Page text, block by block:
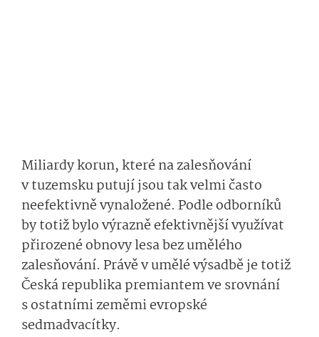
Miliardy korun, které na zalesňování
v tuzemsku putují jsou tak velmi často
neefektivně vynaložené. Podle odborníků
by totiž bylo výrazně efektivnější využívat
přirozené obnovy lesa bez umělého
zalesňování. Právě v umělé výsadbě je totiž
Česká republika premiantem ve srovnání
s ostatními zeměmi evropské
sedmadvacítky.